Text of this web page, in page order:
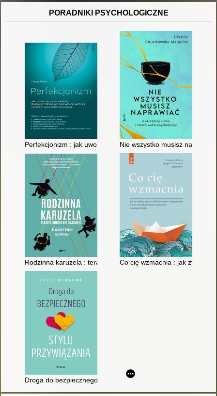
PORADNIKI PSYCHOLOGICZNE
Perfekcjonizm : jak uwolnić się od samokrytyki, zbudować
Nie wszystko musisz
Rodzinna karuzela : terapia rodzinna bez tajemnic
Co cię wzmacnia : jak żyć
Droga do bezpiecznego stylu przywiązania